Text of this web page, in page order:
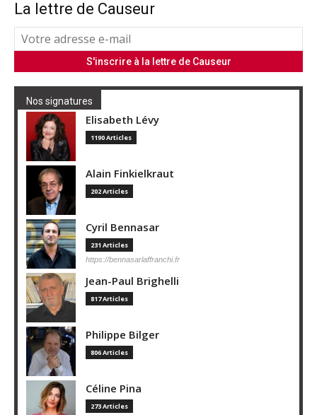
La lettre de Causeur
Nos signatures
Elisabeth Lévy
1190 Articles
Alain Finkielkraut
202 Articles
Cyril Bennasar
231 Articles
https://bennasarlaffranchi.fr
Jean-Paul Brighelli
817 Articles
Philippe Bilger
806 Articles
Céline Pina
273 Articles